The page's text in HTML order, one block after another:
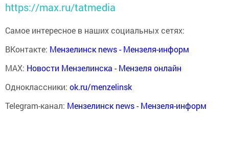
https://max.ru/tatmedia
Самое интересное в наших социальных сетях:
ВКонтакте: Мензелинск news - Мензеля-информ
MAX: Новости Мензелинска - Мензеля онлайн
Одноклассники: ok.ru/menzelinsk
Telegram-канал: Мензелинск news - Мензеля-информ